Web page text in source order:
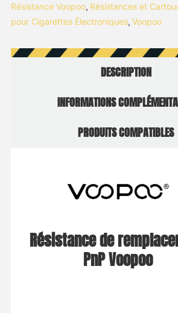
Résistance Voopoo, Résistances et
pour Cigarettes Électroniques, Voopoo
DESCRIPTION
INFORMATIONS
PRODUITS COMPATIBLES
Résistance de
PnP Voopoo